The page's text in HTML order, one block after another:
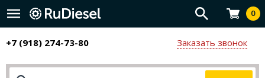
0
+7 (918) 274-73-80 Заказать звонок